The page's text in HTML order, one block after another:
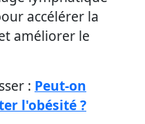
accélérer la
améliorer le
: Peut-on
l'obésité ?